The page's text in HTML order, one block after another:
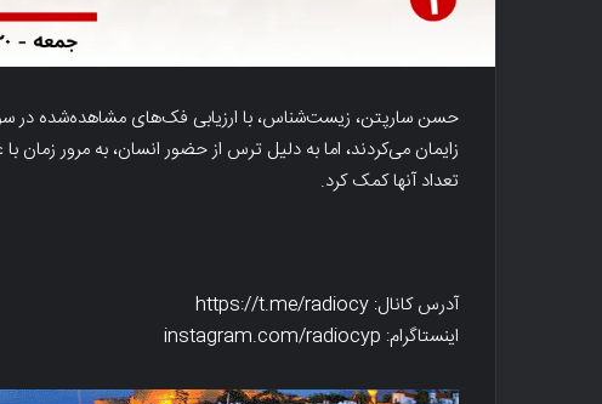
حسن سارپتن، زیست‌شناس، با ارزیابی فک‌های مشاهده‌شده در
زایمان می‌کردند، اما به دلیل ترس از حضور انسان، به مرور زمان
تعداد آنها کمک کرد.
آدرس کانال: https://t.me/radiocy
اینستاگرام: instagram.com/radiocyp